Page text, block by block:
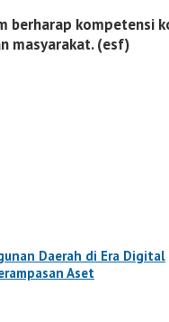
berharap
masyarakat. (esf)
Daerah di Era Digital
Aset